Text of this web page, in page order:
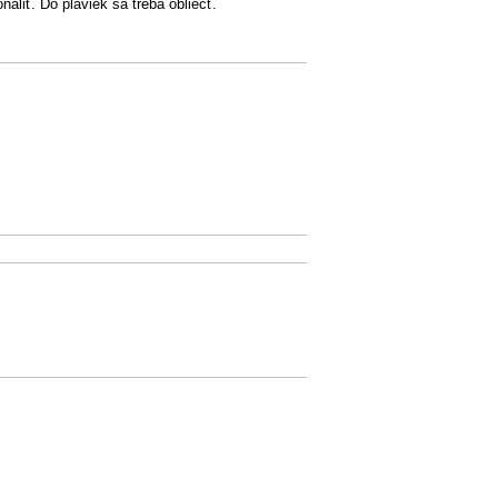
Do plaviek sa treba obliecť.